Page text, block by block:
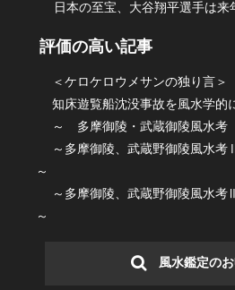
日本の至宝、大谷翔平選手は来
評価の高い記事
＜ケロケロウメサンの独り言＞
知床遊覧船沈没事故を風水学的
～ 多摩御陵・武蔵御陵風水考
～多摩御陵、武蔵野御陵風水考
～
～多摩御陵、武蔵野御陵風水考
～
風水鑑定の